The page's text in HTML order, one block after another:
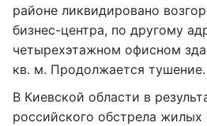
районе ликвидировано
бизнес-центра, по другому
четырехэтажном офисном
кв. м. Продолжается тушение.
В Киевской области в
российского обстрела